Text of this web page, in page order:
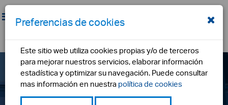
Buscador de empresas
inicio buscador empresas
Preferencias de cookies
Este sitio web utiliza cookies propias y/o de terceros
para mejorar nuestros servicios, elaborar información
estadística y optimizar su navegación. Puede consultar
mas información en nuestra política de cookies